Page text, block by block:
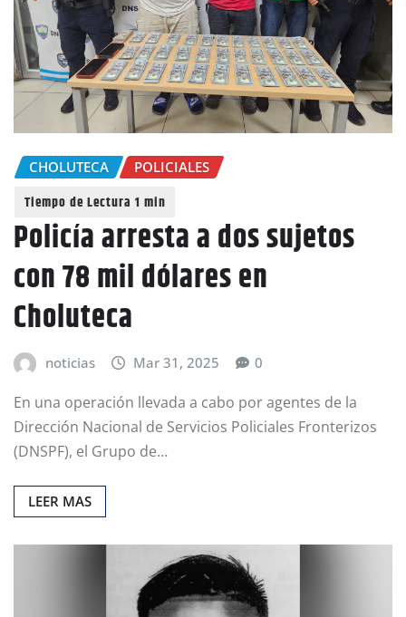
CHOLUTECA POLICIALES
Policía arresta a dos sujetos
con 78 mil dólares en
Choluteca
noticias Mar 31, 2025 0
En una operación llevada a cabo por agentes de la
Dirección Nacional de Servicios Policiales Fronterizos
(DNSPF), el Grupo de…
LEER MAS